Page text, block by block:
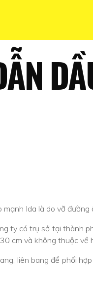
Ida là do vỡ đường
ty có trụ sở tại thành
cm và không thuộc về
liên bang để phối